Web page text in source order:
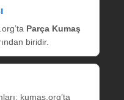
Parça Kumaş
biridir.
kumas.org’ta